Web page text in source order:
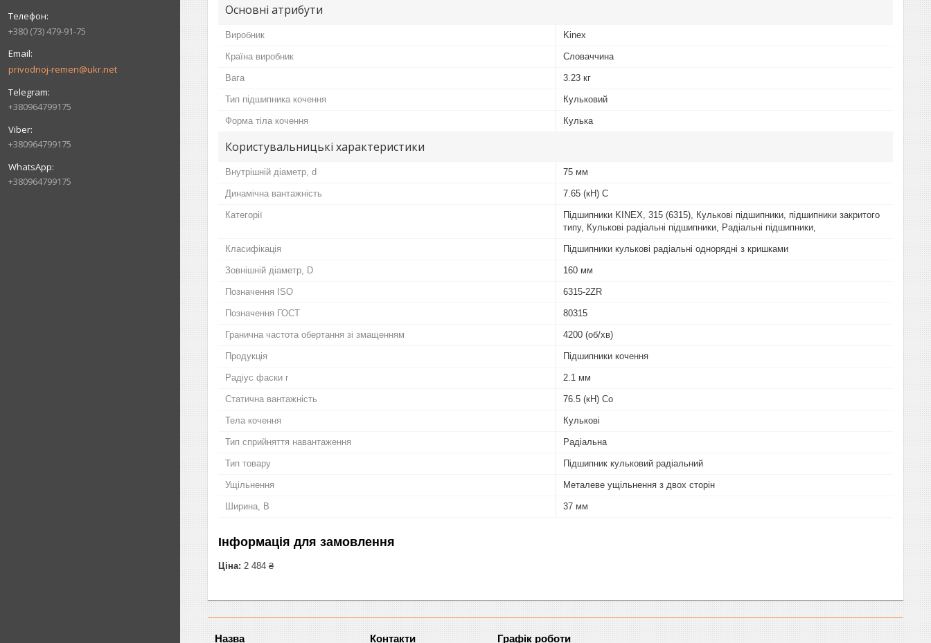
+380 (73) 479-91-75
privodnoj-remen@ukr.net
+380964799175
+380964799175
+380964799175
Основні атрибути
Виробник Kinex
Країна виробник Словаччина
Вага 3.23 кг
Тип підшипника кочення Кульковий
Форма тіла кочення Кулька
Користувальницькі характеристики
Внутрішній діаметр, d 75 мм
Динамічна вантажність 7.65 (кН) C
Категорії
Підшипники KINEX, 315 (6315), Кулькові підшипники, підшипники закритого
типу, Кулькові радіальні підшипники, Радіальні підшипники,
Класифікація Підшипники кулькові радіальні однорядні з кришками
Зовнішній діаметр, D 160 мм
Позначення ISO 6315-2ZR
Позначення ГОСТ 80315
Гранична частота обертання зі змащенням 4200 (об/хв)
Продукція Підшипники кочення
Радіус фаски r 2.1 мм
Статична вантажність 76.5 (кН) Co
Тела кочення Кулькові
Тип сприйняття навантаження Радіальна
Тип товару Підшипник кульковий радіальний
Ущільнення Металеве ущільнення з двох сторін
Ширина, B 37 мм
Інформація для замовлення
Ціна: 2 484 ₴
Графік роботи